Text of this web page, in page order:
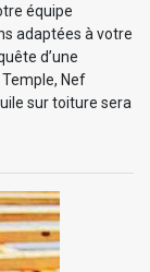
équipe
adaptées à votre
d’une
Nef
sur toiture sera